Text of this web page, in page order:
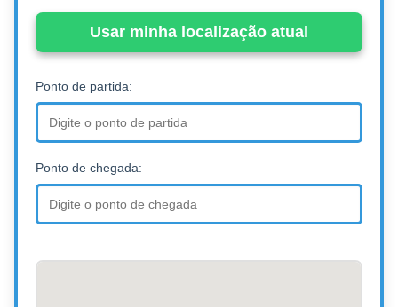
Usar minha localização atual
Ponto de partida:
Ponto de chegada: